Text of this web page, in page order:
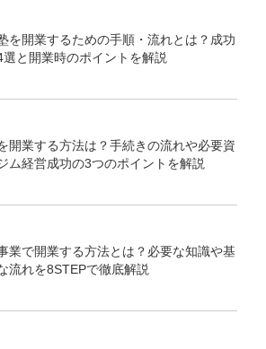
を開業するための手順・流れとは？成功
選と開業時のポイントを解説
開業する方法は？手続きの流れや必要資
ム経営成功の3つのポイントを解説
業で開業する方法とは？必要な知識や基
流れを8STEPで徹底解説